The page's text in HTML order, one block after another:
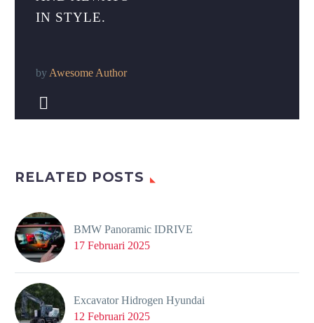
IN STYLE.
by Awesome Author


RELATED POSTS
BMW Panoramic IDRIVE
17 Februari 2025
Excavator Hidrogen Hyundai
12 Februari 2025